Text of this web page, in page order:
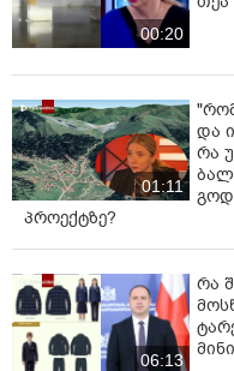
00:20
01:11
და
რა
პროექტზე?
06:13
რა